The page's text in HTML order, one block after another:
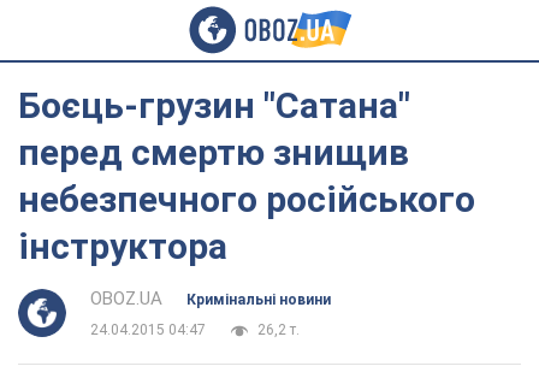
Боєць-грузин "Сатана"
перед смертю знищив
небезпечного російського
інструктора
OBOZ.UA
Кримінальні новини
24.04.2015 04:47
26,2 т.